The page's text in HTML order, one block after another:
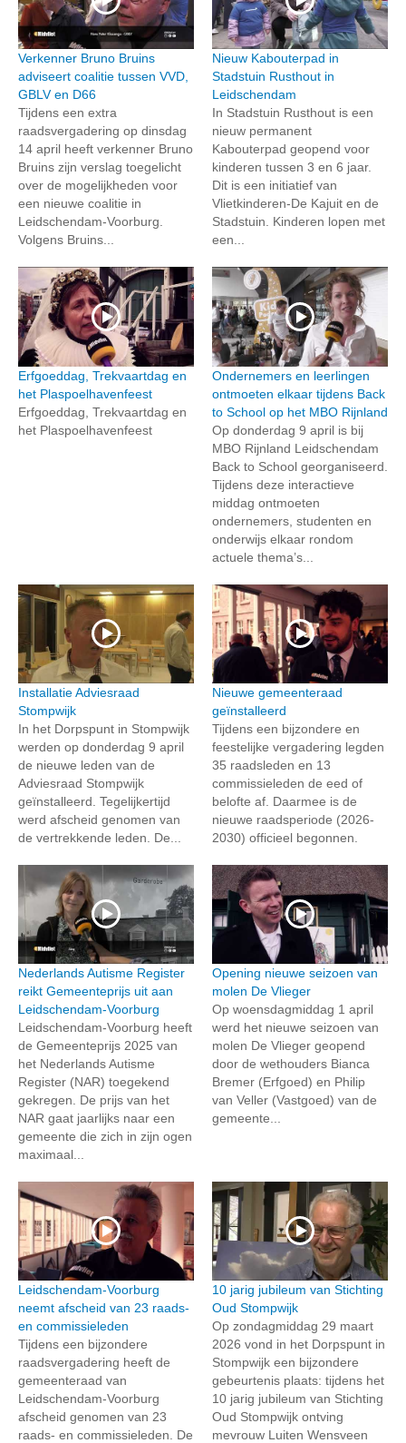
Verkenner Bruno Bruins
adviseert coalitie tussen VVD,
GBLV en D66
Tijdens een extra
raadsvergadering op dinsdag
14 april heeft verkenner Bruno
Bruins zijn verslag toegelicht
over de mogelijkheden voor
een nieuwe coalitie in
Leidschendam-Voorburg.
Volgens Bruins...
Nieuw Kabouterpad in
Stadstuin Rusthout in
Leidschendam
In Stadstuin Rusthout is een
nieuw permanent
Kabouterpad geopend voor
kinderen tussen 3 en 6 jaar.
Dit is een initiatief van
Vlietkinderen-De Kajuit en de
Stadstuin. Kinderen lopen met
een...
Erfgoeddag, Trekvaartdag en
het Plaspoelhavenfeest
Erfgoeddag, Trekvaartdag en
het Plaspoelhavenfeest
Ondernemers en leerlingen
ontmoeten elkaar tijdens Back
to School op het MBO Rijnland
Op donderdag 9 april is bij
MBO Rijnland Leidschendam
Back to School georganiseerd.
Tijdens deze interactieve
middag ontmoeten
ondernemers, studenten en
onderwijs elkaar rondom
actuele thema’s...
Installatie Adviesraad
Stompwijk
In het Dorpspunt in Stompwijk
werden op donderdag 9 april
de nieuwe leden van de
Adviesraad Stompwijk
geïnstalleerd. Tegelijkertijd
werd afscheid genomen van
de vertrekkende leden. De...
Nieuwe gemeenteraad
geïnstalleerd
Tijdens een bijzondere en
feestelijke vergadering legden
35 raadsleden en 13
commissieleden de eed of
belofte af. Daarmee is de
nieuwe raadsperiode (2026-
2030) officieel begonnen.
Nederlands Autisme Register
reikt Gemeenteprijs uit aan
Leidschendam-Voorburg
Leidschendam-Voorburg heeft
de Gemeenteprijs 2025 van
het Nederlands Autisme
Register (NAR) toegekend
gekregen. De prijs van het
NAR gaat jaarlijks naar een
gemeente die zich in zijn ogen
maximaal...
Opening nieuwe seizoen van
molen De Vlieger
Op woensdagmiddag 1 april
werd het nieuwe seizoen van
molen De Vlieger geopend
door de wethouders Bianca
Bremer (Erfgoed) en Philip
van Veller (Vastgoed) van de
gemeente...
Leidschendam-Voorburg
neemt afscheid van 23 raads-
en commissieleden
Tijdens een bijzondere
raadsvergadering heeft de
gemeenteraad van
Leidschendam-Voorburg
afscheid genomen van 23
raads- en commissieleden. De
10 jarig jubileum van Stichting
Oud Stompwijk
Op zondagmiddag 29 maart
2026 vond in het Dorpspunt in
Stompwijk een bijzondere
gebeurtenis plaats: tijdens het
10 jarig jubileum van Stichting
Oud Stompwijk ontving
mevrouw Luiten Wensveen